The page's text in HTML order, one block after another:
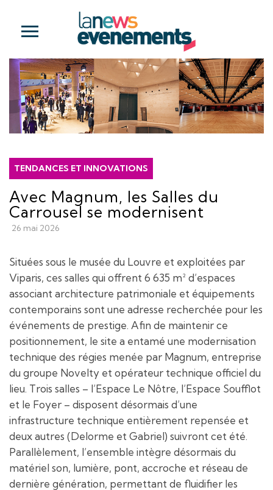
TENDANCES ET INNOVATIONS
Avec Magnum, les Salles du
Carrousel se modernisent
26 mai 2026
Situées sous le musée du Louvre et exploitées par
Viparis, ces salles qui offrent 6 635 m² d’espaces
associant architecture patrimoniale et équipements
contemporains sont une adresse recherchée pour les
événements de prestige. Afin de maintenir ce
positionnement, le site a entamé une modernisation
technique des régies menée par Magnum, entreprise
du groupe Novelty et opérateur technique officiel du
lieu. Trois salles – l’Espace Le Nôtre, l’Espace Soufflot
et le Foyer – disposent désormais d’une
infrastructure technique entièrement repensée et
deux autres (Delorme et Gabriel) suivront cet été.
Parallèlement, l’ensemble intègre désormais du
matériel son, lumière, pont, accroche et réseau de
dernière génération, permettant de fluidifier les